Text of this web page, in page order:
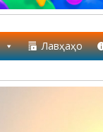
Лавҳаҳо